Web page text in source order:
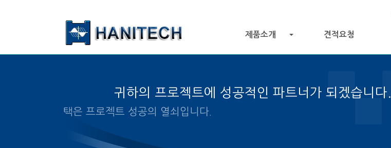
제품소개 견적요청
귀하의 프로젝트에 성공적인 파트너가 되겠습니다.
알맞은 제품의 선택은 프로젝트 성공의 열쇠입니다.